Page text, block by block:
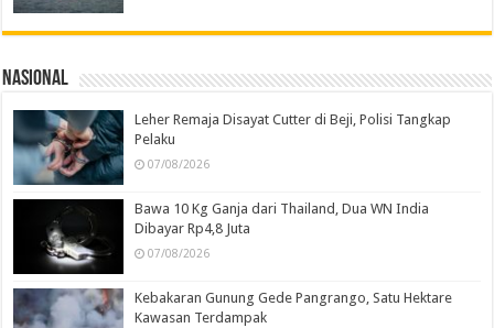
Nasional
Leher Remaja Disayat Cutter di Beji, Polisi Tangkap
Pelaku
07/08/2026
Bawa 10 Kg Ganja dari Thailand, Dua WN India
Dibayar Rp4,8 Juta
07/08/2026
Kebakaran Gunung Gede Pangrango, Satu Hektare
Kawasan Terdampak